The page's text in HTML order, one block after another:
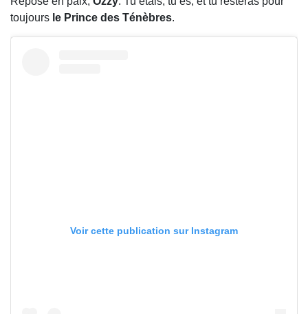
toujours le Prince des Ténèbres.
Voir cette publication sur Instagram